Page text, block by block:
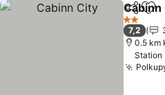
Jaa
Cabinn
2
7,2
0.5 km
Station